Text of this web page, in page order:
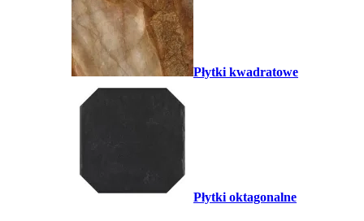
Płytki kwadratowe
Płytki oktagonalne